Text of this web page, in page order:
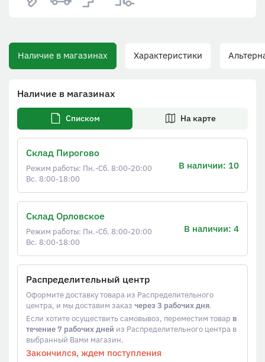
Наличие в магазинах Характеристики
Наличие в магазинах
Списком На карте
Склад Пирогово
Режим работы: Пн.-Сб. 8:00-20:00
Вс. 8:00-18:00
В наличии: 10
Склад Орловское
Режим работы: Пн.-Сб. 8:00-20:00
Вс. 8:00-18:00
В наличии: 4
Распределительный центр
Оформите доставку товара из Распределительного
центра, и мы доставим заказ через 3 рабочих дня.
Если хотите осуществить самовывоз, переместим товар в
течение 7 рабочих дней из Распределительного центра в
выбранный Вами магазин.
Закончился, ждем поступления